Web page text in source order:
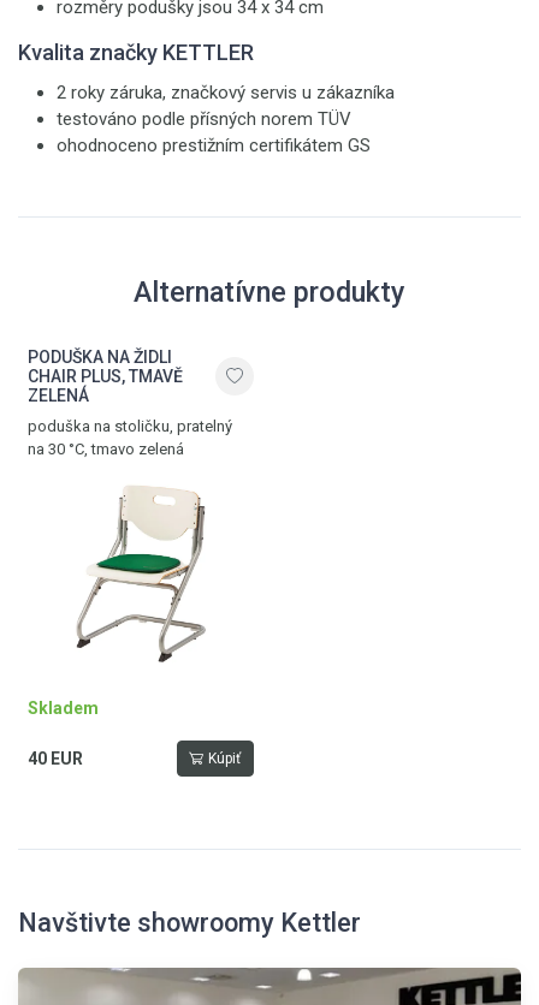
rozměry podušky jsou 34 x 34 cm
Kvalita značky KETTLER
2 roky záruka, značkový servis u zákazníka
testováno podle přísných norem TÜV
ohodnoceno prestižním certifikátem GS
Alternatívne produkty
PODUŠKA NA ŽIDLI
CHAIR PLUS, TMAVĚ
ZELENÁ
poduška na stoličku, pratelný
na 30 °C, tmavo zelená
Skladem
40 EUR Kúpiť
Navštivte showroomy Kettler